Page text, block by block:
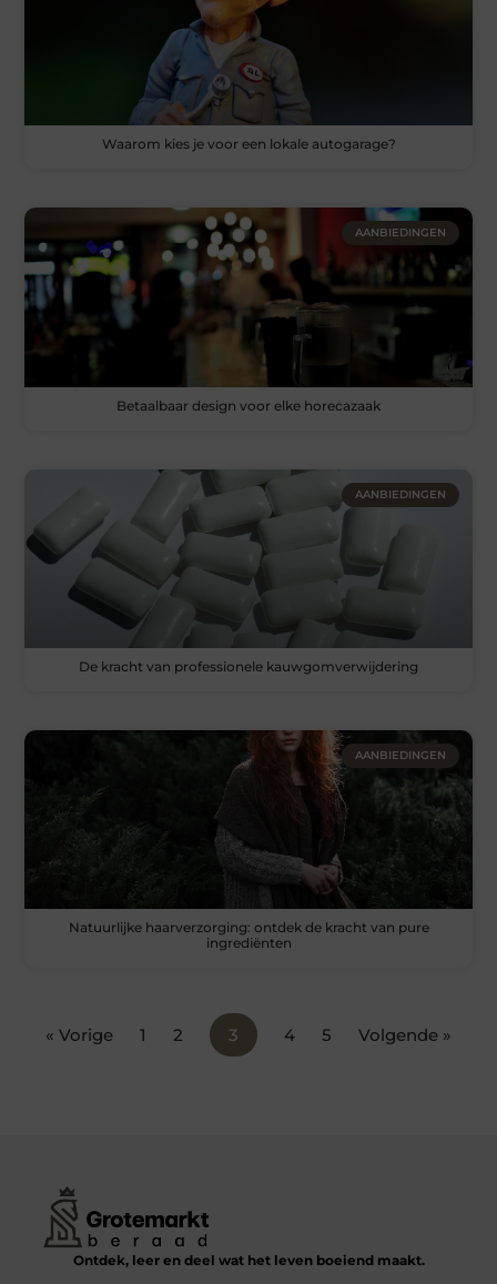
Waarom kies je voor een lokale autogarage?
AANBIEDINGEN
Betaalbaar design voor elke horecazaak
AANBIEDINGEN
De kracht van professionele kauwgomverwijdering
AANBIEDINGEN
Natuurlijke haarverzorging: ontdek de kracht van pure
ingrediënten
« Vorige 1 2 3 4 5 Volgende »
Ontdek, leer en deel wat het leven boeiend maakt.